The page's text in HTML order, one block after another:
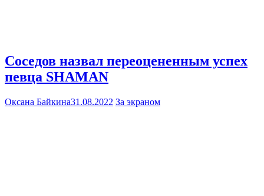
Соседов назвал переоцененным успех
певца SHAMAN
Оксана Байкина31.08.2022 За экраном